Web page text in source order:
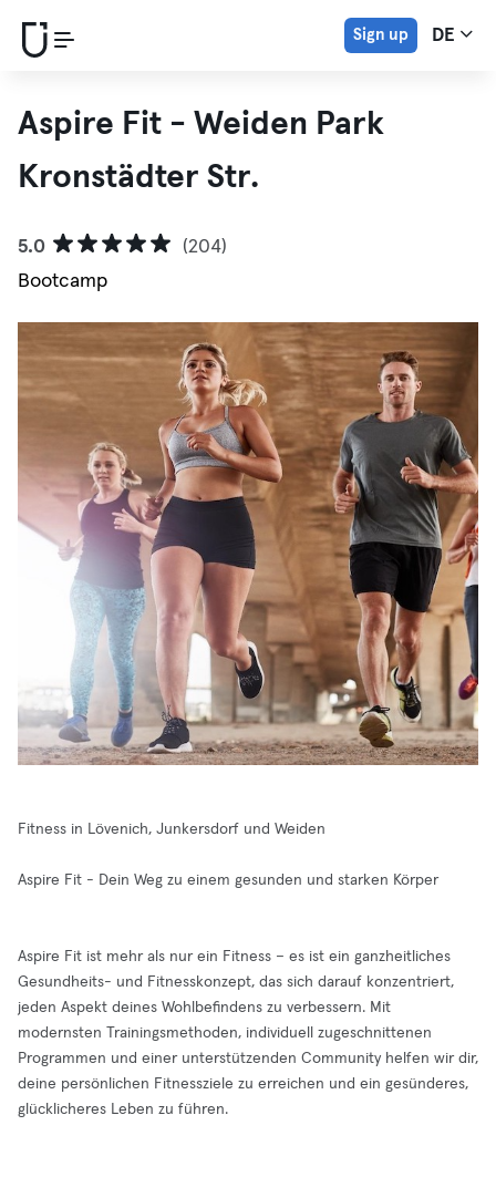
Sign up DE
Aspire Fit - Weiden Park
Kronstädter Str.
5.0
(204)
Bootcamp
Fitness in Lövenich, Junkersdorf und Weiden
Aspire Fit - Dein Weg zu einem gesunden und starken Körper
Aspire Fit ist mehr als nur ein Fitness – es ist ein ganzheitliches
Gesundheits- und Fitnesskonzept, das sich darauf konzentriert,
jeden Aspekt deines Wohlbefindens zu verbessern. Mit
modernsten Trainingsmethoden, individuell zugeschnittenen
Programmen und einer unterstützenden Community helfen wir dir,
deine persönlichen Fitnessziele zu erreichen und ein gesünderes,
glücklicheres Leben zu führen.